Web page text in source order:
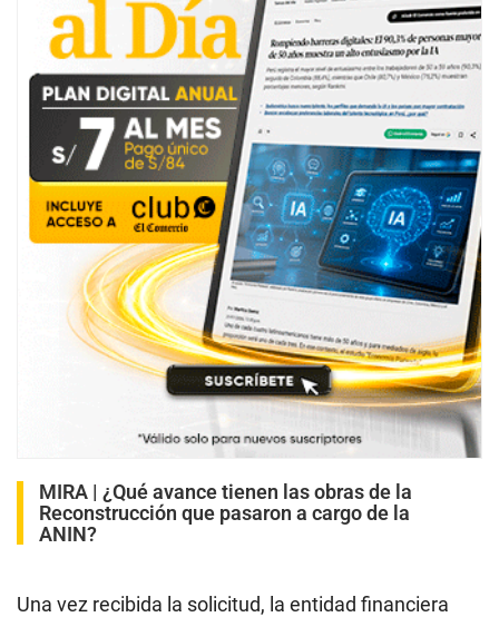
MIRA | ¿Qué avance tienen las obras de la
Reconstrucción que pasaron a cargo de la
ANIN?
Una vez recibida la solicitud, la entidad financiera